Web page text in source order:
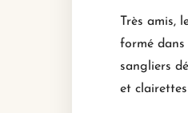
Très amis,
formé dans
sangliers
et